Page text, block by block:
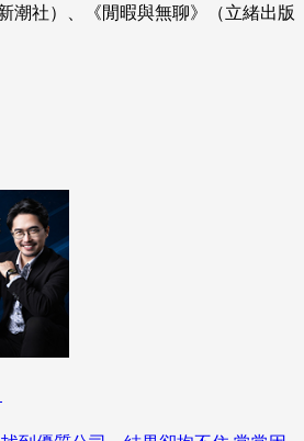
潮社）、《閒暇與無聊》（立緒出版